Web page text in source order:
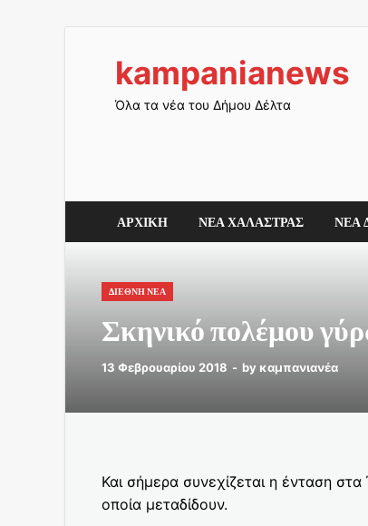
kampanianews
Όλα τα νέα του Δήμου Δέλτα
ΑΡΧΙΚΗ ΝΕΑ ΧΑΛΑΣΤΡΑΣ ΝΕΑ
ΔΙΕΘΝΗ ΝΕΑ
Σκηνικό πολέμου
13 Φεβρουαρίου 2018 - by καμπανιανέα
Και σήμερα συνεχίζεται η ένταση
οποία μεταδίδουν.